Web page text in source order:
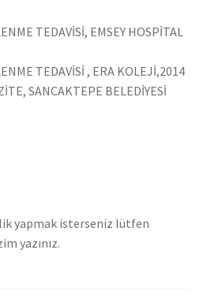
TEDAVİSİ, EMSEY HOSPİTAL
TEDAVİSİ , ERA KOLEJİ,2014
SANCAKTEPE BELEDİYESİ
yapmak isterseniz lütfen
yazınız.